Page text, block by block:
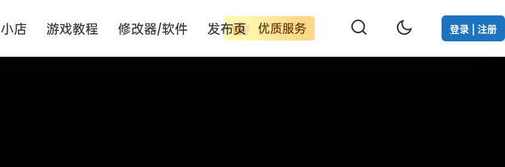
优质服务 登录 | 注册
店 游戏教程 修改器/软件 发布页